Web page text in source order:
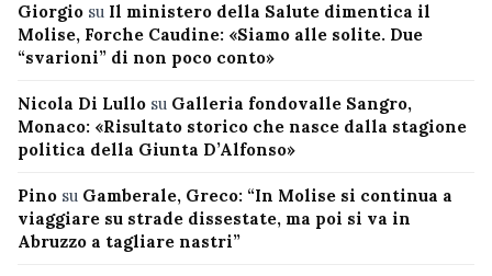
Giorgio su Il ministero della Salute dimentica il
Molise, Forche Caudine: «Siamo alle solite. Due
“svarioni” di non poco conto»
Nicola Di Lullo su Galleria fondovalle Sangro,
Monaco: «Risultato storico che nasce dalla stagione
politica della Giunta D’Alfonso»
Pino su Gamberale, Greco: “In Molise si continua a
viaggiare su strade dissestate, ma poi si va in
Abruzzo a tagliare nastri”